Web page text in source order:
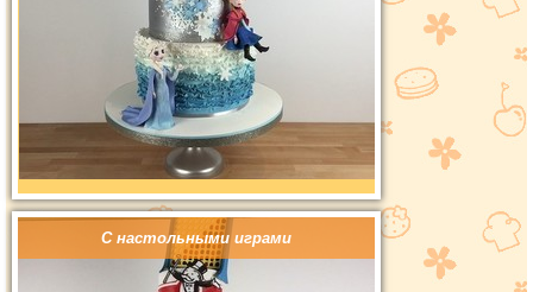
С настольными играми